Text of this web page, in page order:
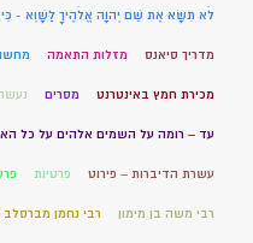
לֹא תִשָּׂא אֶת שֵׁם יְהוָה אֱלֹהֶיךָ לַשָּׁוְא - כִּי
מדריך סיאנס מזלות התאמה
מכירת חמץ באינטרנט מסרים
עד – רומה על השמים אלהים על כל
עשרת הדיברות – פירוט פרטיות
רבי משה בן מימון רבי נחמן מברסלב